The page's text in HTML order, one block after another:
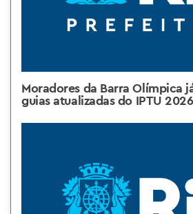
Moradores da Barra Olímpica
guias atualizadas do IPTU 2026